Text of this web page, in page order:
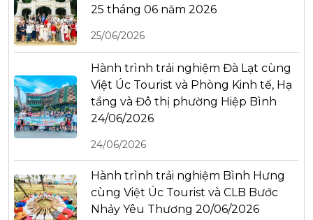
25 tháng 06 năm 2026
25/06/2026
Hành trình trải nghiệm Đà Lạt cùng
Việt Úc Tourist và Phòng Kinh tế, Hạ
tầng và Đô thị phường Hiệp Bình
24/06/2026
24/06/2026
Hành trình trải nghiệm Bình Hưng
cùng Việt Úc Tourist và CLB Bước
Nhảy Yêu Thương 20/06/2026